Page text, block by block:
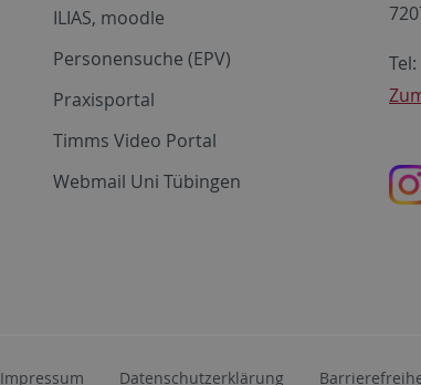
ILIAS, moodle
Personensuche (EPV)
Praxisportal
Timms Video Portal
Webmail Uni Tübingen
Tel:
Impressum Datenschutzerklärung